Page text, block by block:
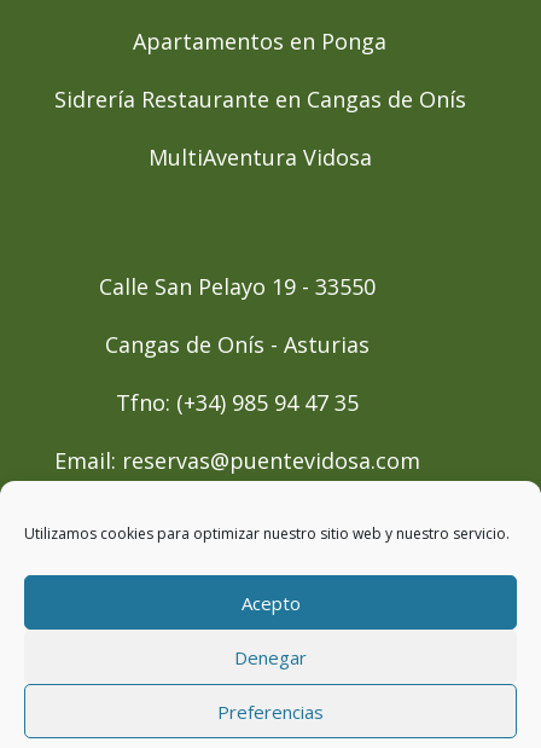
Utilizamos cookies para optimizar nuestro sitio web y nuestro servicio.
Acepto
Denegar
Preferencias
Apartamentos en Ponga
Sidrería Restaurante en Cangas de Onís
MultiAventura Vidosa
Calle San Pelayo 19 - 33550
Cangas de Onís - Asturias
Tfno: (+34) 985 94 47 35
Email: reservas@puentevidosa.com
© Apartamentos El Beyu -
Política de Cookies|Condiciones de